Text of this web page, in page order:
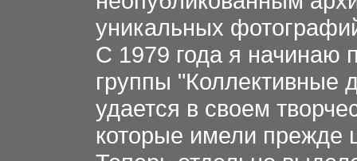
уникальных
С 1979 года я начинаю
группы "Коллективные
удается в своем
которые имели прежде